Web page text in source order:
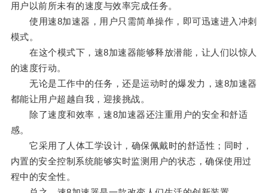
用户以前所未有的速度与效率完成任务。
使用速8加速器，用户只需简单操作，即可迅速进入冲刺
模式。
在这个模式下，速8加速器能够释放潜能，让人们以惊人
的速度行动。
无论是工作中的任务，还是运动时的爆发力，速8加速器
都能让用户超越自我，迎接挑战。
除了速度和效率，速8加速器还注重用户的安全和舒适
感。
它采用了人体工学设计，确保佩戴时的舒适性；同时，
内置的安全控制系统能够实时监测用户的状态，确保使用过
程中的安全性。